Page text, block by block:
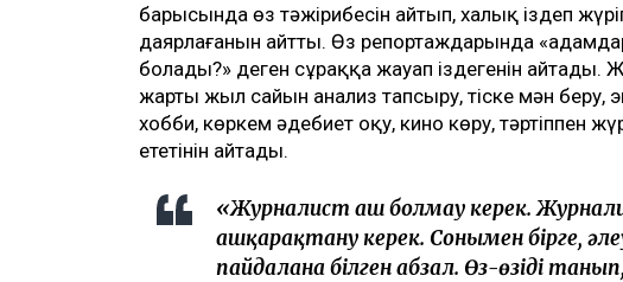
барысында өз тәжірибесін айтып, халық іздеп
даярлағанын айтты. Өз репортаждарында
болады?» деген сұраққа жауап іздегенін айтады.
жарты жыл сайын анализ тапсыру, тіске мән беру,
хобби, көркем әдебиет оқу, кино көру, тәртіппен
ететінін айтады.
«Журналист аш болмау керек.
ашқарақтану керек. Сонымен бірге,
пайдалана білген абзал. Өз-өзіңді